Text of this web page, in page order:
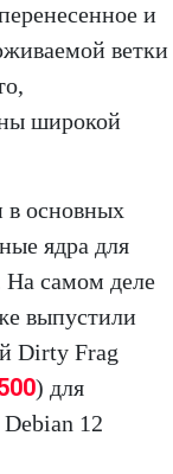
и
ветки
широкой
в основных
ядра для
На самом деле
выпустили
Dirty Frag
) для
12